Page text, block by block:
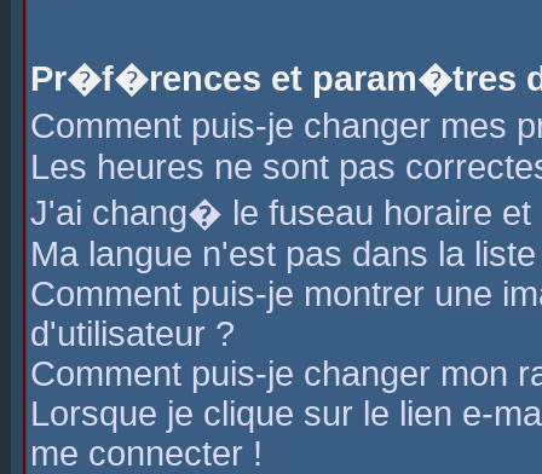
Pr�f�rences et param�tres
Comment puis-je changer mes
Les heures ne sont pas
J'ai chang� le fuseau horaire
Ma langue n'est pas dans la
Comment puis-je montrer une
d'utilisateur ?
Comment puis-je changer mon
Lorsque je clique sur le lien e-
me connecter !